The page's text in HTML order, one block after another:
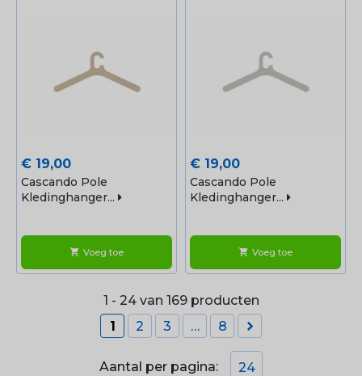
Prijs
€ 19,00
Cascando Pole
Kledinghanger...
shopping_cart Voeg toe
Prijs
€ 19,00
Cascando Pole
Kledinghanger...
shopping_cart Voeg toe
1 - 24 van 169 producten
1
2 3 … 8 
Aantal per pagina: 24